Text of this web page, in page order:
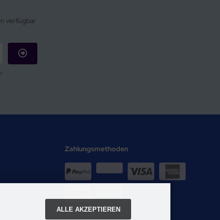
verfügbar
Zahlungsmethoden
ALLE AKZEPTIEREN